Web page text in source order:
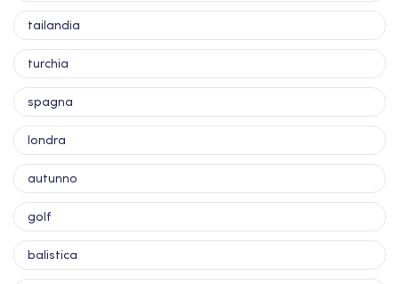
tailandia
turchia
spagna
londra
autunno
golf
balistica